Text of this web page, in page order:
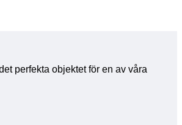
perfekta objektet för en av våra